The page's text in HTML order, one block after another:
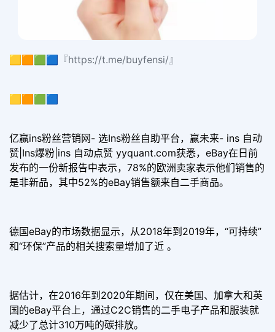
🟨🟧🟩🟦『https://t.me/buyfensi/』
🟨🟧🟩🟦
亿赢ins粉丝营销网- 选Ins粉丝自助平台，赢未来- ins 自动
赞|Ins爆粉|ins 自动点赞 yyquant.com获悉，eBay在日前
发布的一份新报告中表示，78%的欧洲卖家表示他们销售的
是非新品，其中52%的eBay销售额来自二手商品。
德国eBay的市场数据显示，从2018年到2019年，“可持续”
和“环保”产品的相关搜索量增加了近 。
据估计，在2016年到2020年期间，仅在美国、加拿大和英
国的eBay平台上，通过C2C销售的二手电子产品和服装就
减少了总计310万吨的碳排放。